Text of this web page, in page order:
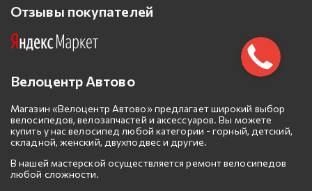
Отзывы покупателей
Велоцентр Автово
Магазин «Велоцентр Автово» предлагает широкий выбор
велосипедов, велозапчастей и аксессуаров. Вы можете
купить у нас велосипед любой категории - горный, детский,
складной, женский, двухподвес и другие.
В нашей мастерской осуществляется ремонт велосипедов
любой сложности.